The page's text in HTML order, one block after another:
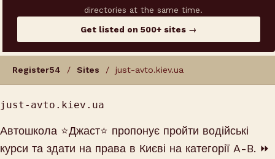
directories at the same time.
Get listed on 500+ sites →
Register54 / Sites / just-avto.kiev.ua
just-avto.kiev.ua
Автошкола ⭐Джаст⭐ пропонує пройти водійські
курси та здати на права в Києві на категорії A-B. ⏩